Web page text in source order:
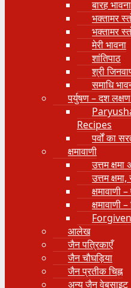
बारह भावना
भक्तामर
भक्तामर
मेरी भावना
शांतिपाठ
श्री
समाधि
पर्युषण – दश
Recipes
पर्वों का
क्षमावाणी
उत्तम क्षमा
उत्तम
क्षमावाणी
क्षमावाणी
आलेख
जैन पत्रिकाएँ
जैन चौघड़िया
जैन प्रतीक चिह्न
अन्य जैन वेबसाइट